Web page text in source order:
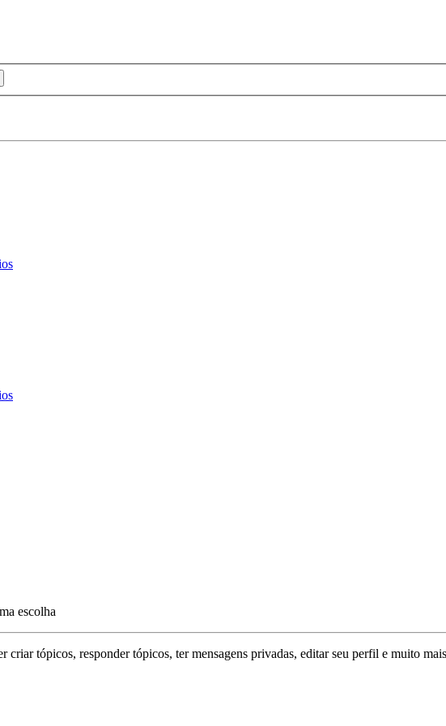
escolha
criar tópicos, responder tópicos, ter mensagens privadas, editar seu perfil e muito